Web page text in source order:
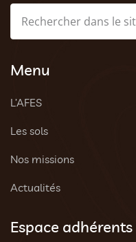
Menu
L’AFES
Les sols
Nos missions
Actualités
Espace adhérents